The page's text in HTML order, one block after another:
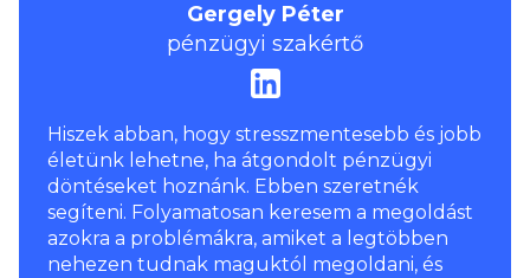
Gergely Péter
pénzügyi szakértő
Hiszek abban, hogy stresszmentesebb és jobb
életünk lehetne, ha átgondolt pénzügyi
döntéseket hoznánk. Ebben szeretnék
segíteni. Folyamatosan keresem a megoldást
azokra a problémákra, amiket a legtöbben
nehezen tudnak maguktól megoldani, és